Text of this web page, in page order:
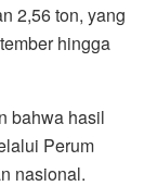
2,56 ton, yang
hingga
bahwa hasil
Perum
nasional.